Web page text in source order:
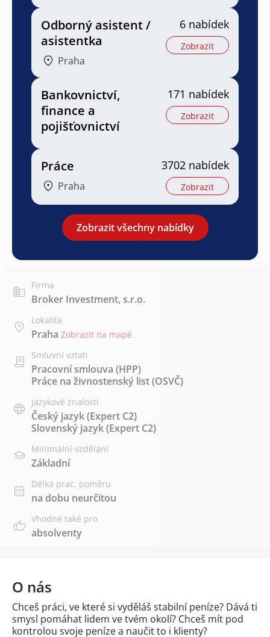
Odborný asistent /
asistentka
Praha
6 nabídek
Zobrazit
Bankovnictví,
finance a
pojišťovnictví
171 nabídek
Zobrazit
Práce
Praha
3702 nabídek
Zobrazit
Zobrazit všechny nabídky
Firma
Broker Investment, s.r.o.
Lokalita
Praha Zobrazit na mapě
Smluvní vztah
Pracovní smlouva (HPP)
Práce na živnostenský list (OSVČ)
Jazykové znalosti
Český jazyk(Expert C2)
Slovenský jazyk(Expert C2)
Minimální vzdělání
Základní
Délka prac. poměru
na dobu neurčitou
Vhodné také pro
absolventy
O nás
Chceš práci, ve které si vyděláš stabilní peníze? Dává ti
smysl pomáhat lidem ve tvém okolí? Chceš mít pod
kontrolou svoje peníze a naučit to i klienty?